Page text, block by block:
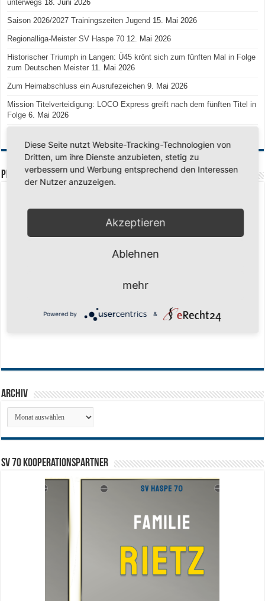
unterwegs 18. Juni 2026
Saison 2026/2027 Trainingszeiten Jugend 15. Mai 2026
Regionalliga-Meister SV Haspe 70 12. Mai 2026
Historischer Triumph in Langen: Ü45 krönt sich zum fünften Mal in Folge
zum Deutschen Meister 11. Mai 2026
Zum Heimabschluss ein Ausrufezeichen 9. Mai 2026
Mission Titelverteidigung: LOCO Express greift nach dem fünften Titel in
Folge 6. Mai 2026
PREMIUMPARTNER
Archiv
Archiv
SV 70 Kooperationspartner
Diese Seite nutzt Website-Tracking-Technologien von
Dritten, um ihre Dienste anzubieten, stetig zu
verbessern und Werbung entsprechend den Interessen
der Nutzer anzuzeigen.
Akzeptieren
Ablehnen
mehr
Powered by &